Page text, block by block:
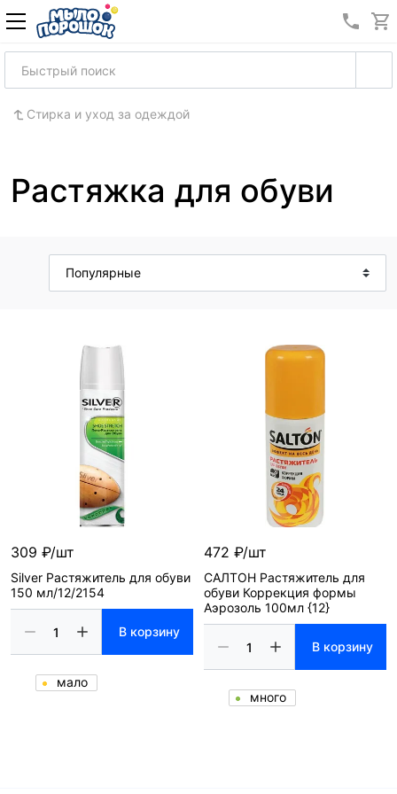
8
Стирка и уход за одеждой
Растяжка для обуви
309 ₽/шт
Silver Растяжитель для обуви
150 мл/12/2154
В корзину
мало
472 ₽/шт
САЛТОН Растяжитель для
обуви Коррекция формы
Аэрозоль 100мл {12}
В корзину
много